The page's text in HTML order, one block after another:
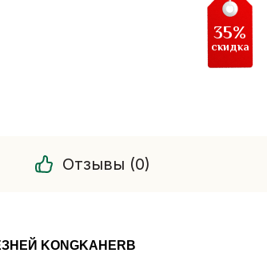
35%
скидка
Отзывы (0)
KONGKAHERB